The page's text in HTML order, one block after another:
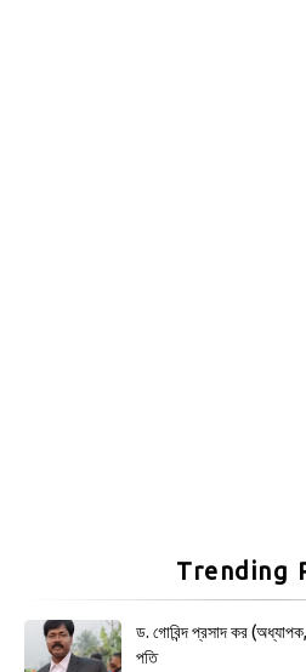
Trending
ড. গোবিন্দ প্রসাদ কর
পতি